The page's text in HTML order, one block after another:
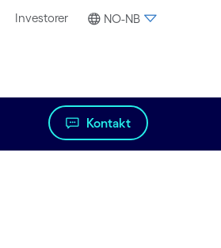
Investorer NO-NB
Kontakt